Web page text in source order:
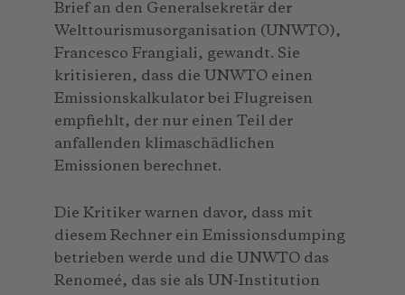
Brief an den Generalsekretär der
Welttourismusorganisation (UNWTO),
Francesco Frangiali, gewandt. Sie
kritisieren, dass die UNWTO einen
Emissionskalkulator bei Flugreisen
empfiehlt, der nur einen Teil der
anfallenden klimaschädlichen
Emissionen berechnet.
Die Kritiker warnen davor, dass mit
diesem Rechner ein Emissionsdumping
betrieben werde und die UNWTO das
Renomeé, das sie als UN-Institution